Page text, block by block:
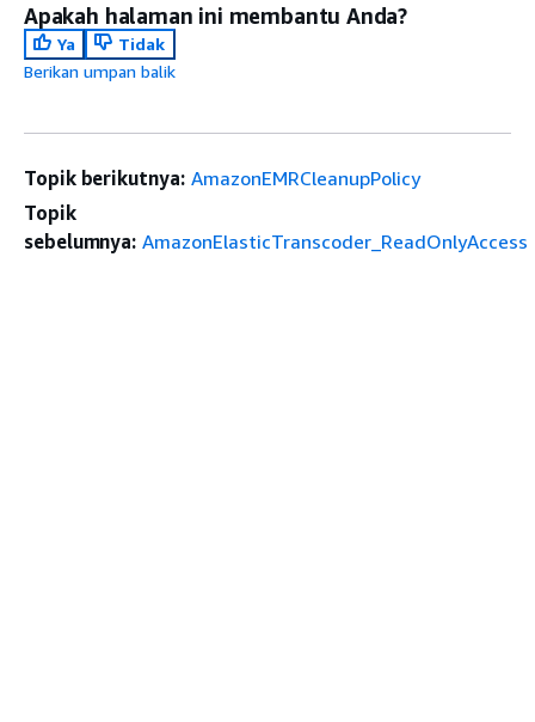
Apakah halaman ini membantu Anda?
Ya
Tidak
Berikan umpan balik
Topik berikutnya: AmazonEMRCleanupPolicy
Topik
sebelumnya: AmazonElasticTranscoder_ReadOnlyAccess